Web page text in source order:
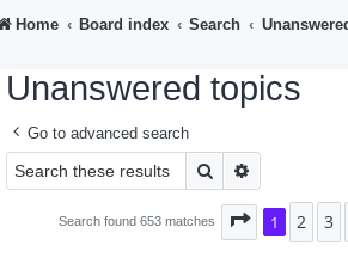
Home Board index Search
Unanswered topics
Go to advanced search
Search
Search found 653 matches Page 1of27
1 2 3